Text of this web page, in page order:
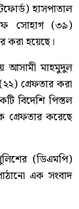
হাসপাতাল
সোহাগ (৩৯)
করা হয়েছে।
আসামী মাহমুদুল
গ্রেফতার করা
বিদেশি পিস্তল
করেছে
(ডিএমপি)
এক সংবাদ